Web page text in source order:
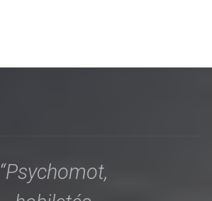
“Psychomot,